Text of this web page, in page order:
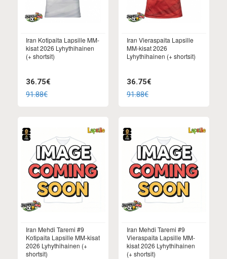
Iran Kotipaita Lapsille MM-
kisat 2026 Lyhythihainen
(+ shortsit)
36.75€
91.88€
Iran Vieraspaita Lapsille
MM-kisat 2026
Lyhythihainen (+ shortsit)
36.75€
91.88€
Iran Mehdi Taremi #9
Kotipaita Lapsille MM-kisat
2026 Lyhythihainen (+
shortsit)
Iran Mehdi Taremi #9
Vieraspaita Lapsille MM-
kisat 2026 Lyhythihainen
(+ shortsit)